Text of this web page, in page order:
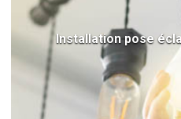
Installation pose